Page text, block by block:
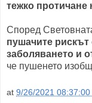
тежко протичане
Според
пушачите рискът
заболяването и
че пушенето
at 9/26/2021 08:37:00